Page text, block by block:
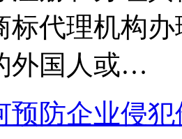
标代理机构
外国人或…
预防企业侵